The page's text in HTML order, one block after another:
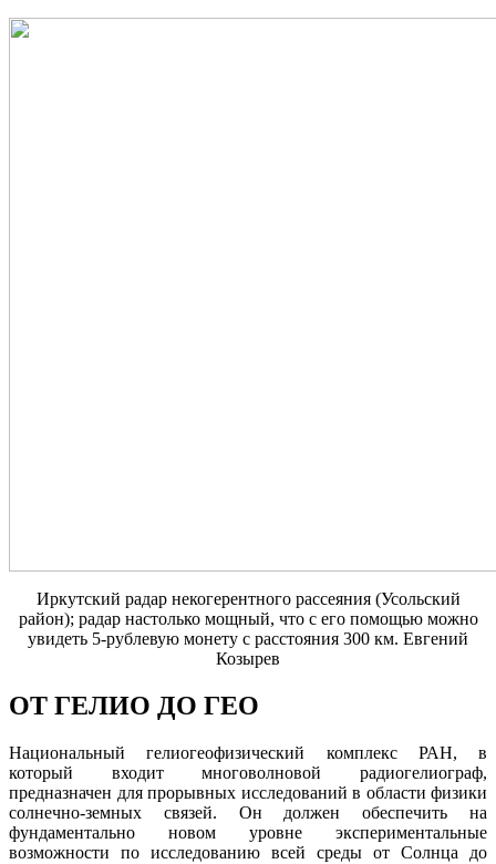
Иркутский радар некогерентного рассеяния (Усольский
район); радар настолько мощный, что с его помощью можно
увидеть 5-рублевую монету с расстояния 300 км. Евгений
Козырев
ОТ ГЕЛИО ДО ГЕО
Национальный гелиогеофизический комплекс РАН, в
который входит многоволновой радиогелиограф,
предназначен для прорывных исследований в области физики
солнечно-земных связей. Он должен обеспечить на
фундаментально новом уровне экспериментальные
возможности по исследованию всей среды от Солнца до